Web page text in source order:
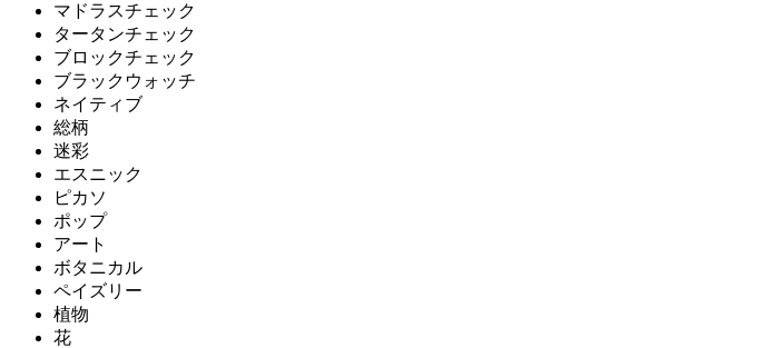
マドラスチェック
タータンチェック
ブロックチェック
ブラックウォッチ
ネイティブ
総柄
迷彩
エスニック
ピカソ
ポップ
アート
ボタニカル
ペイズリー
植物
花